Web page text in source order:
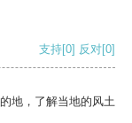
支持[0] 反对[0]
地，了解当地的风土